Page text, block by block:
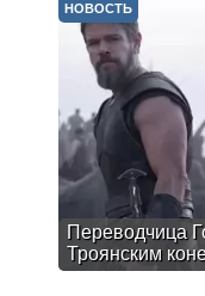
Переводчица
Троянским
НОВОСТЬ